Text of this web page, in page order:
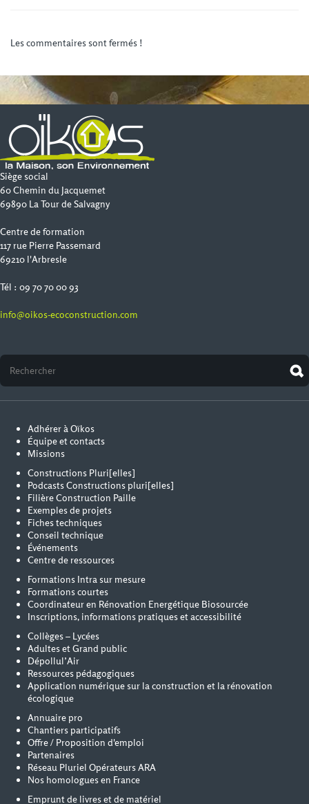
Les commentaires sont fermés !
Siège social
60 Chemin du Jacquemet
69890 La Tour de Salvagny
Centre de formation
117 rue Pierre Passemard
69210 l'Arbresle
Tél : 09 70 70 00 93
info@oikos-ecoconstruction.com
Adhérer à Oïkos
Équipe et contacts
Missions
Constructions Pluri[elles]
Podcasts Constructions pluri[elles]
Filière Construction Paille
Exemples de projets
Fiches techniques
Conseil technique
Événements
Centre de ressources
Formations Intra sur mesure
Formations courtes
Coordinateur en Rénovation Energétique Biosourcée
Inscriptions, informations pratiques et accessibilité
Collèges – Lycées
Adultes et Grand public
Dépollul’Air
Ressources pédagogiques
Application numérique sur la construction et la rénovation
écologique
Annuaire pro
Chantiers participatifs
Offre / Proposition d'emploi
Partenaires
Réseau Pluriel Opérateurs ARA
Nos homologues en France
Emprunt de livres et de matériel